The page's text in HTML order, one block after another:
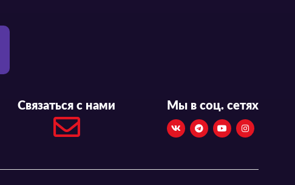
Связаться с нами Мы в соц. сетях